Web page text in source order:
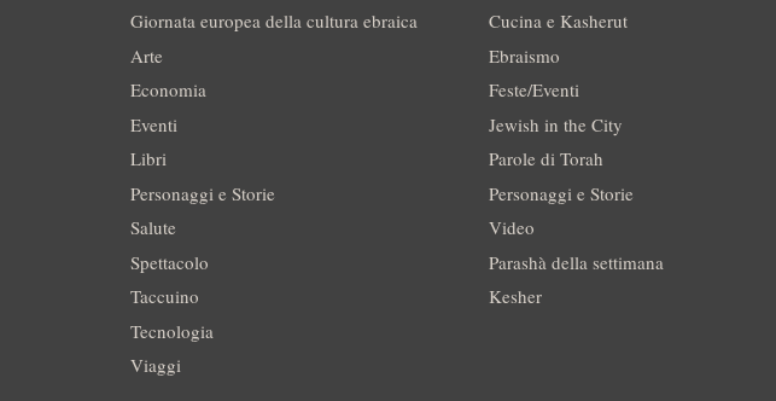
Giornata europea della cultura ebraica
Arte
Economia
Eventi
Libri
Personaggi e Storie
Salute
Spettacolo
Taccuino
Tecnologia
Viaggi
Cucina e Kasherut
Ebraismo
Feste/Eventi
Jewish in the City
Parole di Torah
Personaggi e Storie
Video
Parashà della settimana
Kesher